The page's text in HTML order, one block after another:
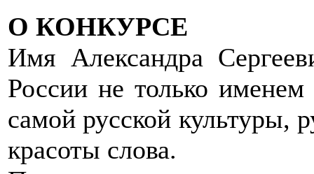
О КОНКУРСЕ
Имя Александра
России не только
самой русской культуры,
красоты слова.